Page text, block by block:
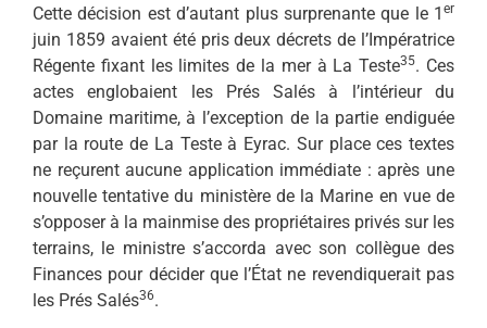
Cette décision est d’autant plus surprenante que le 1 er
juin 1859 avaient été pris deux décrets de l’Impératrice
Régente fixant les limites de la mer à La Teste35. Ces
actes englobaient les Prés Salés à l’intérieur du
Domaine maritime, à l’exception de la partie endiguée
par la route de La Teste à Eyrac. Sur place ces textes
ne reçurent aucune application immédiate : après une
nouvelle tentative du ministère de la Marine en vue de
s’opposer à la mainmise des propriétaires privés sur les
terrains, le ministre s’accorda avec son collègue des
Finances pour décider que l’État ne revendiquerait pas
les Prés Salés36.